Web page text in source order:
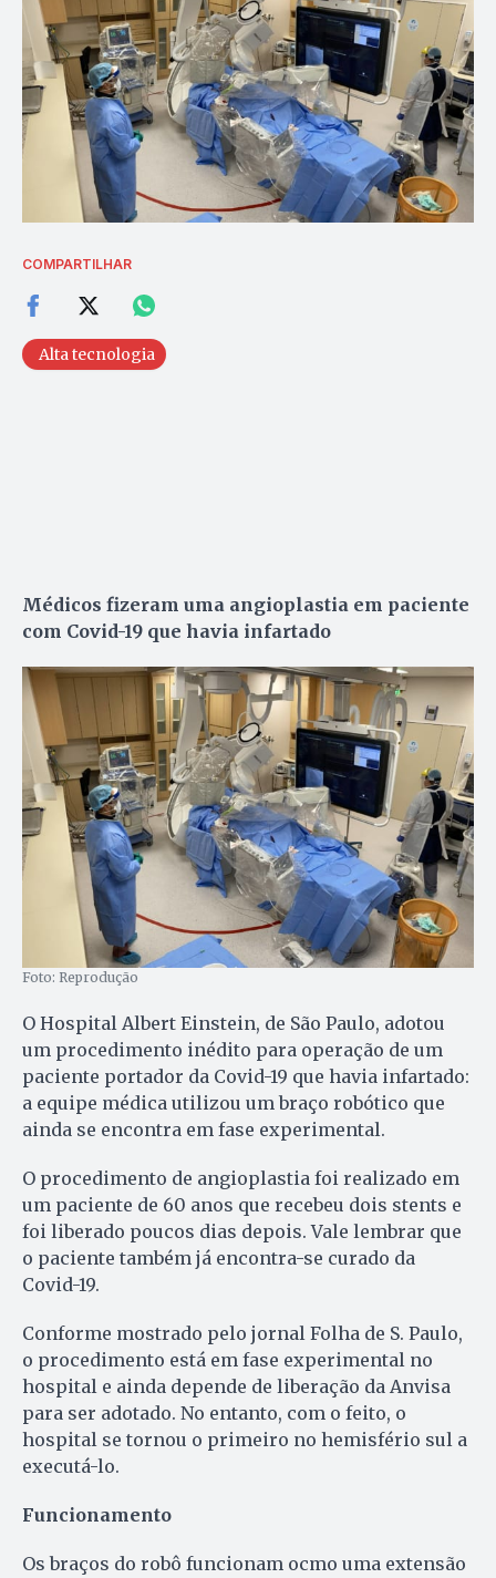
COMPARTILHAR
Alta tecnologia
Médicos fizeram uma angioplastia em paciente
com Covid-19 que havia infartado
Foto: Reprodução
O Hospital Albert Einstein, de São Paulo, adotou
um procedimento inédito para operação de um
paciente portador da Covid-19 que havia infartado:
a equipe médica utilizou um braço robótico que
ainda se encontra em fase experimental.
O procedimento de angioplastia foi realizado em
um paciente de 60 anos que recebeu dois stents e
foi liberado poucos dias depois. Vale lembrar que
o paciente também já encontra-se curado da
Covid-19.
Conforme mostrado pelo jornal Folha de S. Paulo,
o procedimento está em fase experimental no
hospital e ainda depende de liberação da Anvisa
para ser adotado. No entanto, com o feito, o
hospital se tornou o primeiro no hemisfério sul a
executá-lo.
Funcionamento
Os braços do robô funcionam ocmo uma extensão